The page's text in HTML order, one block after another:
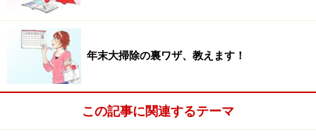
代 専業主婦）
『パエリア』
食卓へ出せるもの有難いです。（20代 契約社員）
『ピザ』
は常備。ピザソースも市販のものではなく、ケチャ
年末大掃除の裏ワザ、教えます！
この記事に関連するテーマ